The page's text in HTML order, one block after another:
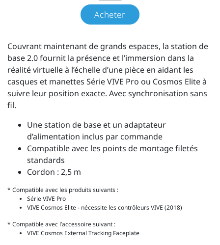
Acheter
Couvrant maintenant de grands espaces, la station de
base 2.0 fournit la présence et l’immersion dans la
réalité virtuelle à l’échelle d’une pièce en aidant les
casques et manettes Série VIVE Pro ou Cosmos Elite à
suivre leur position exacte. Avec synchronisation sans
fil.
Une station de base et un adaptateur
d’alimentation inclus par commande
Compatible avec les points de montage filetés
standards
Cordon : 2,5 m
* Compatible avec les produits suivants :
Série VIVE Pro
VIVE Cosmos Elite - nécessite les contrôleurs VIVE (2018)
* Compatible avec l’accessoire suivant :
VIVE Cosmos External Tracking Faceplate